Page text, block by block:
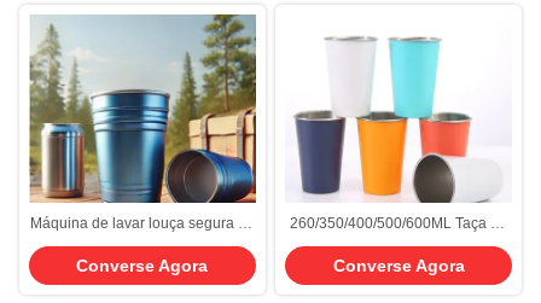
Máquina de lavar louça segura 16
oz de alumínio azul metálico
Copo de acampamento leve Copo
de alumínio durável isolado Copo
Converse Agora
260/350/400/500/600ML Taça de
Acero Inoxidável para
Acampamento ao Ar Livre Parede
Única Impressão Personalizada
Converse Agora